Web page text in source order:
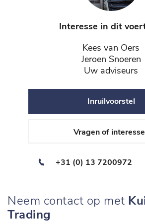
Interesse in dit
Kees van Oers
Jeroen Snoeren
Uw adviseurs
Inruilvoorstel
Vragen of
+31 (0) 13 7200972
Neem contact op met
Trading